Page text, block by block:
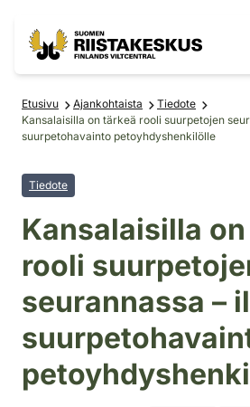
Etusivu Ajankohtaista
Tiedote
Kansalaisilla on tärkeä rooli suurpetojen
suurpetohavainto petoyhdyshenkilölle
Tiedote
Kansalaisilla
rooli
seurannassa –